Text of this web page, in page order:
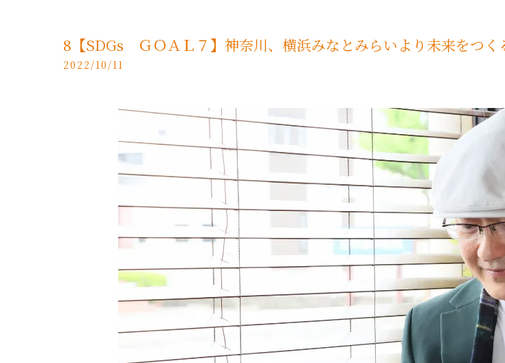
8【SDGs ＧＯＡＬ７】神奈川、横浜みなとみらいより未来をつく
2022/10/11